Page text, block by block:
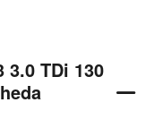
3.0 TDi 130